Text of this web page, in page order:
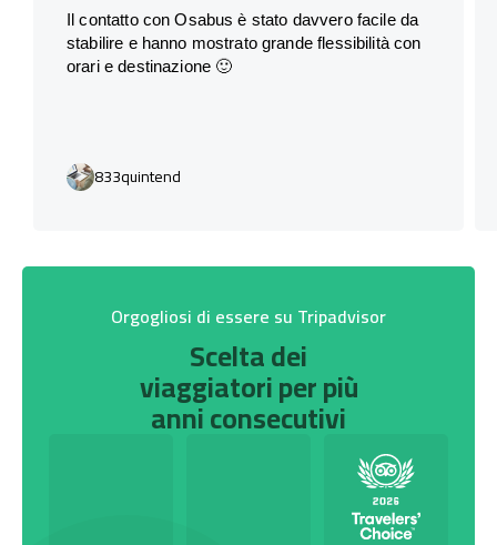
Il contatto con Osabus è stato davvero facile da
stabilire e hanno mostrato grande flessibilità con
orari e destinazione 🙂
833quintend
Orgogliosi di essere su Tripadvisor
Scelta dei
viaggiatori per più
anni consecutivi